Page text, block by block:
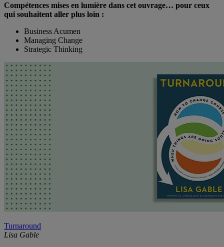
Compétences mises en lumière dans cet ouvrage… pour ceux
qui souhaitent aller plus loin :
Business Acumen
Managing Change
Strategic Thinking
Turnaround
Lisa Gable